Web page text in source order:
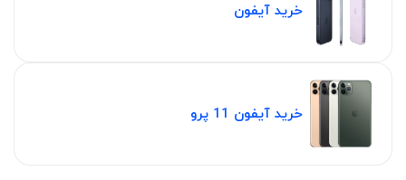
خرید آیفون
خرید آیفون 11 پرو